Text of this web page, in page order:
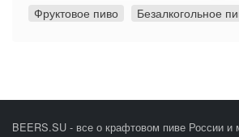
Фруктовое пиво
Безалкогольное
BEERS.SU - все о крафтовом пиве России и